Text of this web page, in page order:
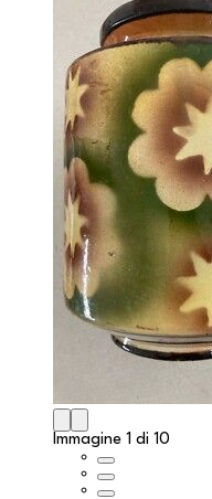
Immagine 1 di 10